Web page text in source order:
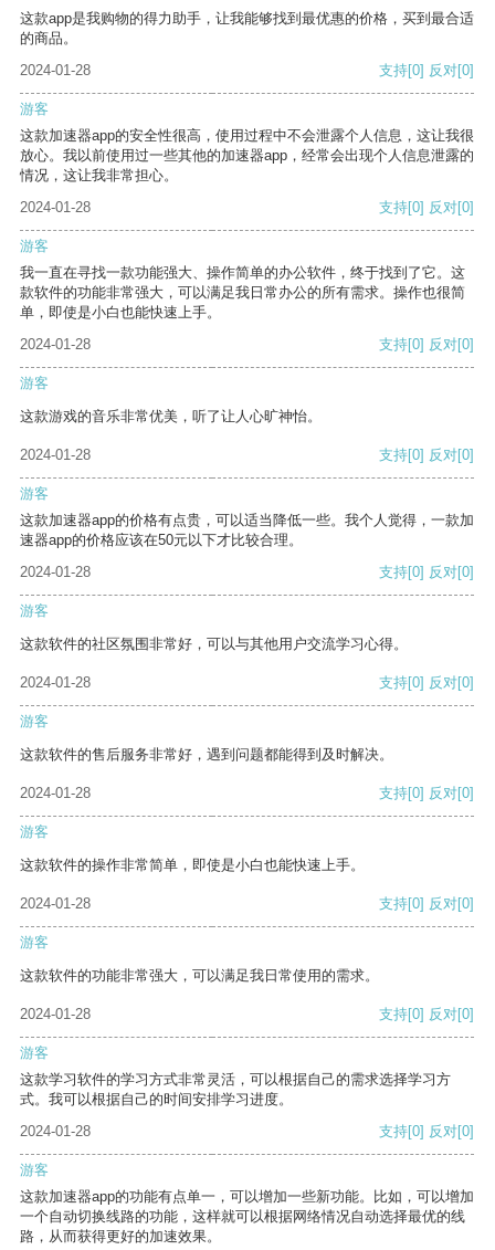
这款app是我购物的得力助手，让我能够找到最优惠的价格，买到最合适
的商品。
2024-01-28
支持[0] 反对[0]
游客
这款加速器app的安全性很高，使用过程中不会泄露个人信息，这让我很
放心。我以前使用过一些其他的加速器app，经常会出现个人信息泄露的
情况，这让我非常担心。
2024-01-28
支持[0] 反对[0]
游客
我一直在寻找一款功能强大、操作简单的办公软件，终于找到了它。这
款软件的功能非常强大，可以满足我日常办公的所有需求。操作也很简
单，即使是小白也能快速上手。
2024-01-28
支持[0] 反对[0]
游客
这款游戏的音乐非常优美，听了让人心旷神怡。
2024-01-28 支持[0] 反对[0]
游客
这款加速器app的价格有点贵，可以适当降低一些。我个人觉得，一款加
速器app的价格应该在50元以下才比较合理。
2024-01-28
支持[0] 反对[0]
游客
这款软件的社区氛围非常好，可以与其他用户交流学习心得。
2024-01-28 支持[0] 反对[0]
游客
这款软件的售后服务非常好，遇到问题都能得到及时解决。
2024-01-28 支持[0] 反对[0]
游客
这款软件的操作非常简单，即使是小白也能快速上手。
2024-01-28 支持[0] 反对[0]
游客
这款软件的功能非常强大，可以满足我日常使用的需求。
2024-01-28 支持[0] 反对[0]
游客
这款学习软件的学习方式非常灵活，可以根据自己的需求选择学习方
式。我可以根据自己的时间安排学习进度。
2024-01-28
支持[0] 反对[0]
游客
这款加速器app的功能有点单一，可以增加一些新功能。比如，可以增加
一个自动切换线路的功能，这样就可以根据网络情况自动选择最优的线
路，从而获得更好的加速效果。